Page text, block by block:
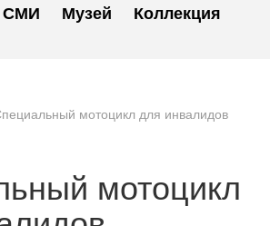
СМИ Музей Коллекция
мотоцикл для инвалидов
мотоцикл